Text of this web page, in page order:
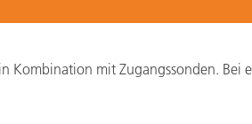
Kombination mit Zugangssonden.